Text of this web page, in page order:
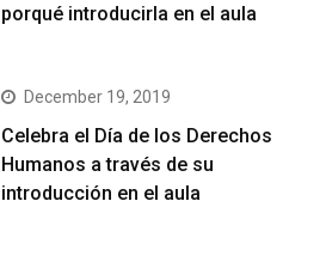
porqué introducirla en el aula
December 19, 2019
Celebra el Día de los Derechos
Humanos a través de su
introducción en el aula